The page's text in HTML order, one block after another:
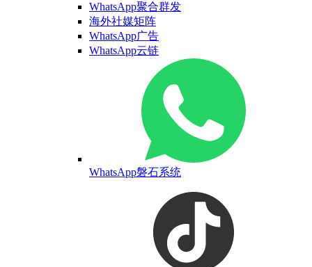
WhatsApp聚合群发
海外社媒矩阵
WhatsApp广告
WhatsApp云链
WhatsApp磐石系统